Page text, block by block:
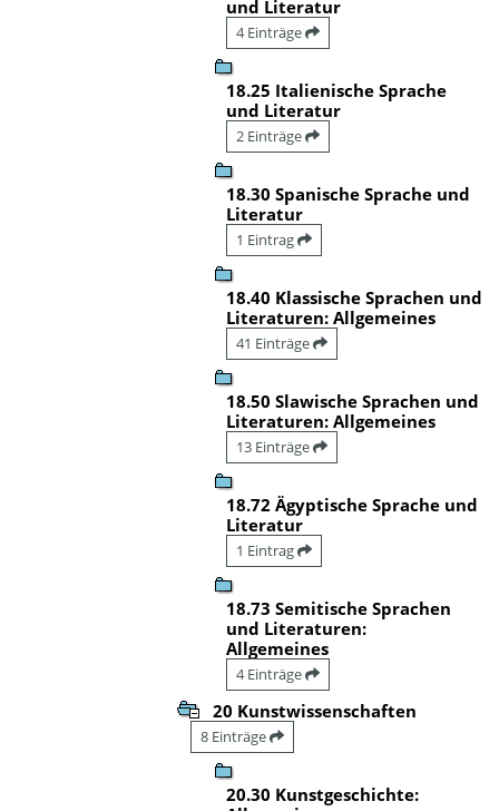
und Literatur
4 Einträge
18.25 Italienische Sprache
und Literatur
2 Einträge
18.30 Spanische Sprache und
Literatur
1 Eintrag
18.40 Klassische Sprachen und
Literaturen: Allgemeines
41 Einträge
18.50 Slawische Sprachen und
Literaturen: Allgemeines
13 Einträge
18.72 Ägyptische Sprache und
Literatur
1 Eintrag
18.73 Semitische Sprachen
und Literaturen:
Allgemeines
4 Einträge
20 Kunstwissenschaften
8 Einträge
20.30 Kunstgeschichte: